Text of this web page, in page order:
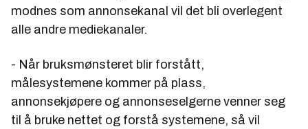
modnes som annonsekanal vil det bli overlegent
alle andre mediekanaler.
- Når bruksmønsteret blir forstått,
målesystemene kommer på plass,
annonsekjøpere og annonseselgerne venner seg
til å bruke nettet og forstå systemene, så vil